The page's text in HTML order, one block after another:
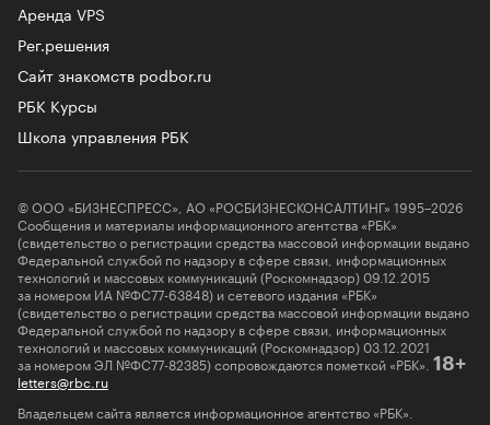
Аренда VPS
Рег.решения
Сайт знакомств podbor.ru
РБК Курсы
Школа управления РБК
© ООО «БИЗНЕСПРЕСС», АО «РОСБИЗНЕСКОНСАЛТИНГ» 1995–2026
Сообщения и материалы информационного агентства «РБК»
(свидетельство о регистрации средства массовой информации выдано
Федеральной службой по надзору в сфере связи, информационных
технологий и массовых коммуникаций (Роскомнадзор) 09.12.2015
за номером ИА №ФС77-63848) и сетевого издания «РБК»
(свидетельство о регистрации средства массовой информации выдано
Федеральной службой по надзору в сфере связи, информационных
технологий и массовых коммуникаций (Роскомнадзор) 03.12.2021
за номером ЭЛ №ФС77-82385) сопровождаются пометкой «РБК». 18+
letters@rbc.ru
Владельцем сайта является информационное агентство «РБК».